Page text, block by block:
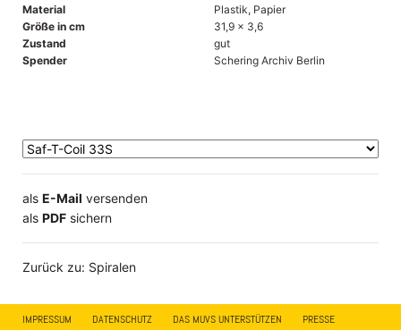
Material
Plastik, Papier
Größe in cm
31,9 x 3,6
Zustand
gut
Spender
Schering Archiv Berlin
als E-Mail versenden
​​​​​​​​​​​​​​​​​als PDF sichern
Zurück zu: Spiralen
IMPRESSUM DATENSCHUTZ DAS MUVS UNTERSTÜTZEN PRESSE